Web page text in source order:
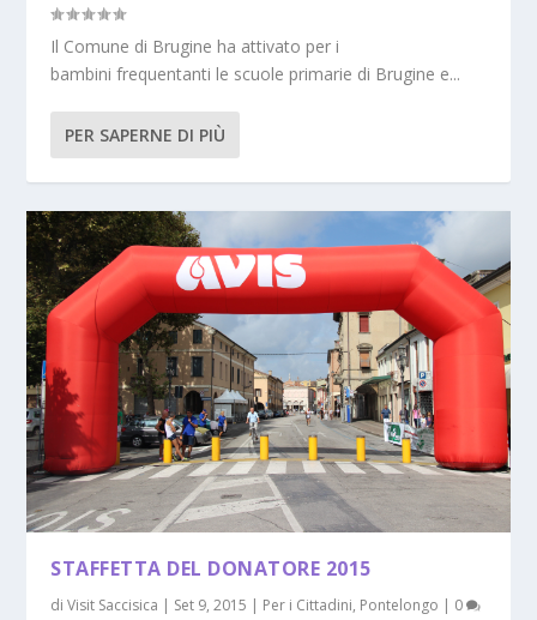
Il Comune di Brugine ha attivato per i
bambini frequentanti le scuole primarie di Brugine e...
PER SAPERNE DI PIÙ
STAFFETTA DEL DONATORE 2015
diVisit Saccisica | Set 9, 2015 | Per i Cittadini, Pontelongo | 0